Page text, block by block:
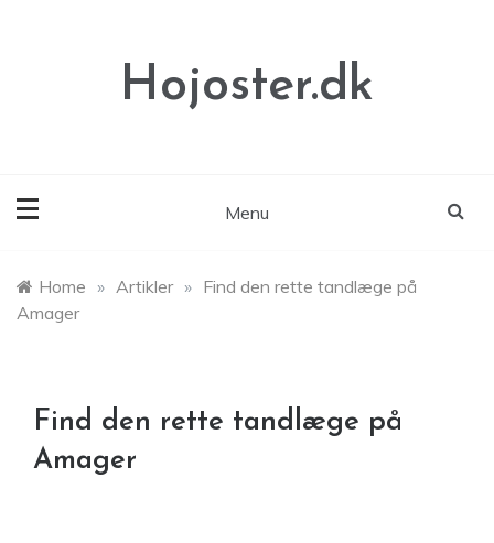
Hojoster.dk
Menu
Home » Artikler » Find den rette tandlæge på
Amager
Find den rette tandlæge på
Amager